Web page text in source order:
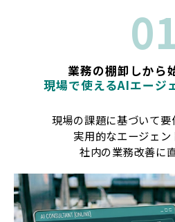
業務の棚卸しから
現場で使えるAIエージ
現場の課題に基づいて要
実用的なエージェン
社内の業務改善に